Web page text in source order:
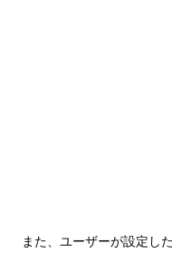
また、ユーザーが設定し